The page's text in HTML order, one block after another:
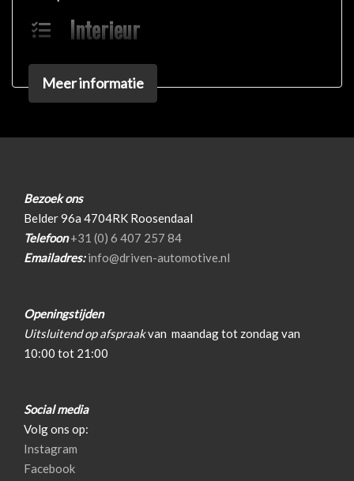
Interieur
Achterbank in delen neerklapbaar
Airco automatisch
Lederen bekleding
Sportstoelen
Sportstuur
Voorstoelen verwarmd
Overige
Anti doorslip regeling
Bestuurdersairbag
Meer informatie
Bezoek ons
Belder 96a 4704RK Roosendaal
Telefoon+31 (0) 6 407 257 84
Emailadres:info@driven-automotive.nl
Openingstijden
Uitsluitend op afspraakvan maandag tot zondag van
10:00 tot 21:00
Social media
Volg ons op:
Instagram
Facebook